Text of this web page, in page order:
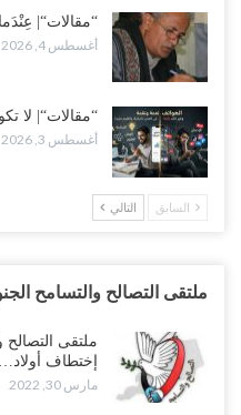
“مقالات“|
أغسطس 4, 2026
“مقالات“| لا
أغسطس 3, 2026
السابق التالي
ملتقى التصالح والتسامح
ملتقى التصالح
إختطاف أولاد…
مارس 30, 2022